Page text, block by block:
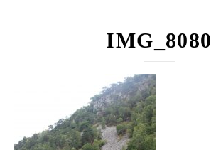
IMG_8080